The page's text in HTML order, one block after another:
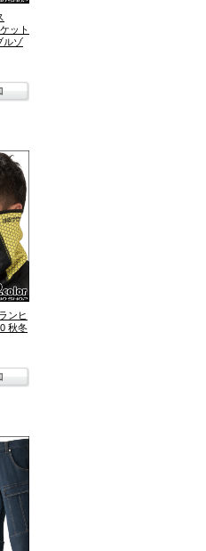
ット
ルゾ
ンヒ
秋冬